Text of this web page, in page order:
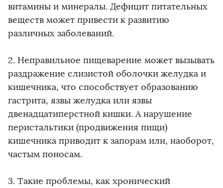
витамины и минералы. Дефицит питательных
веществ может привести к развитию
различных заболеваний.
2. Неправильное пищеварение может вызывать
раздражение слизистой оболочки желудка и
кишечника, что способствует образованию
гастрита, язвы желудка или язвы
двенадцатиперстной кишки. А нарушение
перистальтики (продвижения пищи)
кишечника приводит к запорам или, наоборот,
частым поносам.
3. Такие проблемы, как хронический